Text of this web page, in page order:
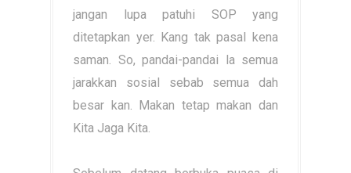
jangan lupa patuhi SOP yang
ditetapkan yer. Kang tak pasal kena
saman. So, pandai-pandai la semua
jarakkan sosial sebab semua dah
besar kan. Makan tetap makan dan
Kita Jaga Kita.